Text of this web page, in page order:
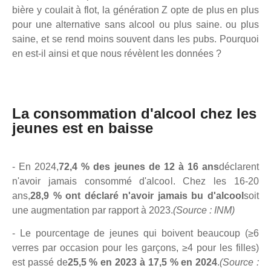
bière y coulait à flot, la génération Z opte de plus en plus
pour une alternative sans alcool ou plus saine.ou plus
saine, etse rend moins souvent dans les pubs. Pourquoi
en est-il ainsi et que nous révèlent les données ?
La consommation d'alcool chez les
jeunes est en baisse
- En 2024,72,4 % des jeunes de 12 à 16 ansdéclarent
n'avoir jamais consommé d'alcool. Chez les 16-20
ans,28,9 % ont déclaré n'avoir jamais bu d'alcool soit
une augmentation par rapport à 2023.(Source : INM)
- Le pourcentage de jeunes qui boivent beaucoup (≥6
verres par occasion pour les garçons, ≥4 pour les filles)
est passé de25,5 % en 2023 à 17,5 % en 2024.(Source :